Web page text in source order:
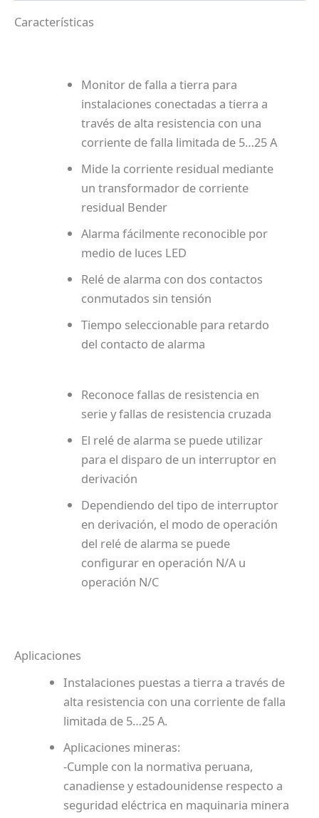
Características
Monitor de falla a tierra para
instalaciones conectadas a tierra a
través de alta resistencia con una
corriente de falla limitada de 5…25 A
Mide la corriente residual mediante
un transformador de corriente
residual Bender
Alarma fácilmente reconocible por
medio de luces LED
Relé de alarma con dos contactos
conmutados sin tensión
Tiempo seleccionable para retardo
del contacto de alarma
Reconoce fallas de resistencia en
serie y fallas de resistencia cruzada
El relé de alarma se puede utilizar
para el disparo de un interruptor en
derivación
Dependiendo del tipo de interruptor
en derivación, el modo de operación
del relé de alarma se puede
configurar en operación N/A u
operación N/C
Aplicaciones
Instalaciones puestas a tierra a través de
alta resistencia con una corriente de falla
limitada de 5…25 A.
Aplicaciones mineras:
-Cumple con la normativa peruana,
canadiense y estadounidense respecto a
seguridad eléctrica en maquinaria minera